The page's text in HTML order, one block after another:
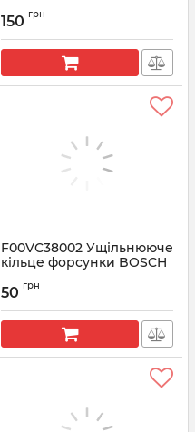
Артикул:
150 грн
F00VC38002 Ущільнююче
кільце форсунки BOSCH
50 грн